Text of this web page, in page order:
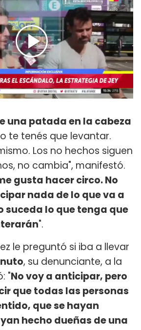
una patada en la cabeza
te tenés que levantar.
Los no hechos siguen
no cambia", manifestó.
gusta hacer circo. No
nada de lo que va a
suceda lo que tenga que
".
le preguntó si iba a llevar
, su denunciante, a la
"No voy a anticipar, pero
que todas las personas
que se hayan
hecho dueñas de una